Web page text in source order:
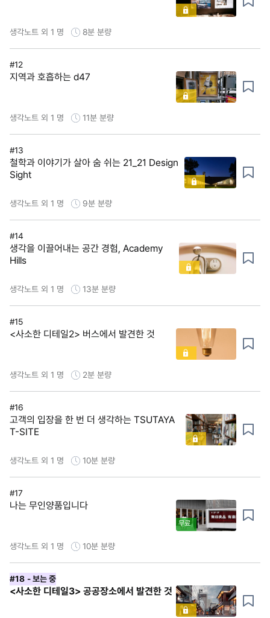
생각노트 외 1 명 8분 분량
#12
지역과 호흡하는 d47
생각노트 외 1 명 11분 분량
#13
철학과 이야기가 살아 숨 쉬는 21_21 Design
Sight
생각노트 외 1 명 9분 분량
#14
생각을 이끌어내는 공간 경험, Academy
Hills
생각노트 외 1 명 13분 분량
#15
<사소한 디테일2> 버스에서 발견한 것
생각노트 외 1 명 2분 분량
#16
고객의 입장을 한 번 더 생각하는 TSUTAYA
T-SITE
생각노트 외 1 명 10분 분량
#17
나는 무인양품입니다
무료
생각노트 외 1 명 10분 분량
#18 - 보는 중
<사소한 디테일3> 공공장소에서 발견한 것